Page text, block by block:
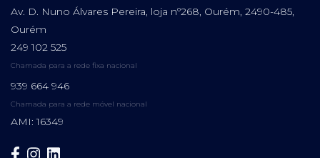
Av. D. Nuno Álvares Pereira, loja nº268, Ourém, 2490-485,
Ourém
249 102 525
Chamada para a rede fixa nacional
939 664 946
Chamada para a rede móvel nacional
AMI: 16349